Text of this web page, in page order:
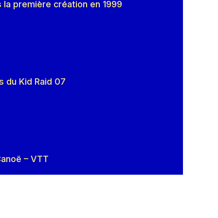
première création en 1999
du Kid Raid 07
– VTT